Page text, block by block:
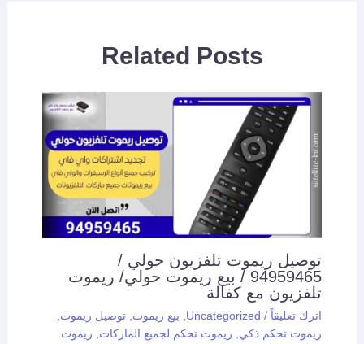
Related Posts
توصيل ريموت تلفزيون حولي /
94959465 / بيع ريموت حولي/ ريموت
تلفزيون مع كفالة
اترك تعليقاً /
Uncategorized بيع ريموت توصيل ريموت
ريموت تحكم ذكي
ريموت تحكم لجميع الماركات
ريموت